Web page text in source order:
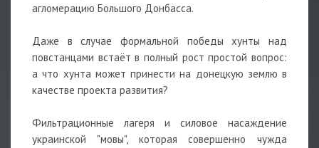
агломерацию Большого Донбасса.
Даже в случае формальной победы хунты над
повстанцами встаёт в полный рост простой вопрос:
а что хунта может принести на донецкую землю в
качестве проекта развития?
Фильтрационные лагеря и силовое насаждение
украинской "мовы", которая совершенно чужда